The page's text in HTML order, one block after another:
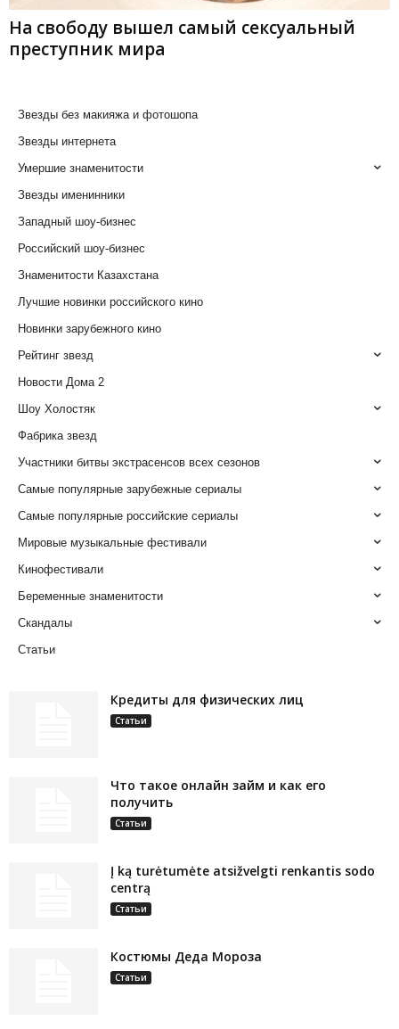
На свободу вышел самый сексуальный
преступник мира
Звезды без макияжа и фотошопа
Звезды интернета
Умершие знаменитости
Звезды именинники
Западный шоу-бизнес
Российский шоу-бизнес
Знаменитости Казахстана
Лучшие новинки российского кино
Новинки зарубежного кино
Рейтинг звезд
Новости Дома 2
Шоу Холостяк
Фабрика звезд
Участники битвы экстрасенсов всех сезонов
Самые популярные зарубежные сериалы
Самые популярные российские сериалы
Мировые музыкальные фестивали
Кинофестивали
Беременные знаменитости
Скандалы
Статьи
Кредиты для физических лиц
Статьи
Что такое онлайн займ и как его
получить
Статьи
Į ką turėtumėte atsižvelgti renkantis sodo
centrą
Статьи
Костюмы Деда Мороза
Статьи